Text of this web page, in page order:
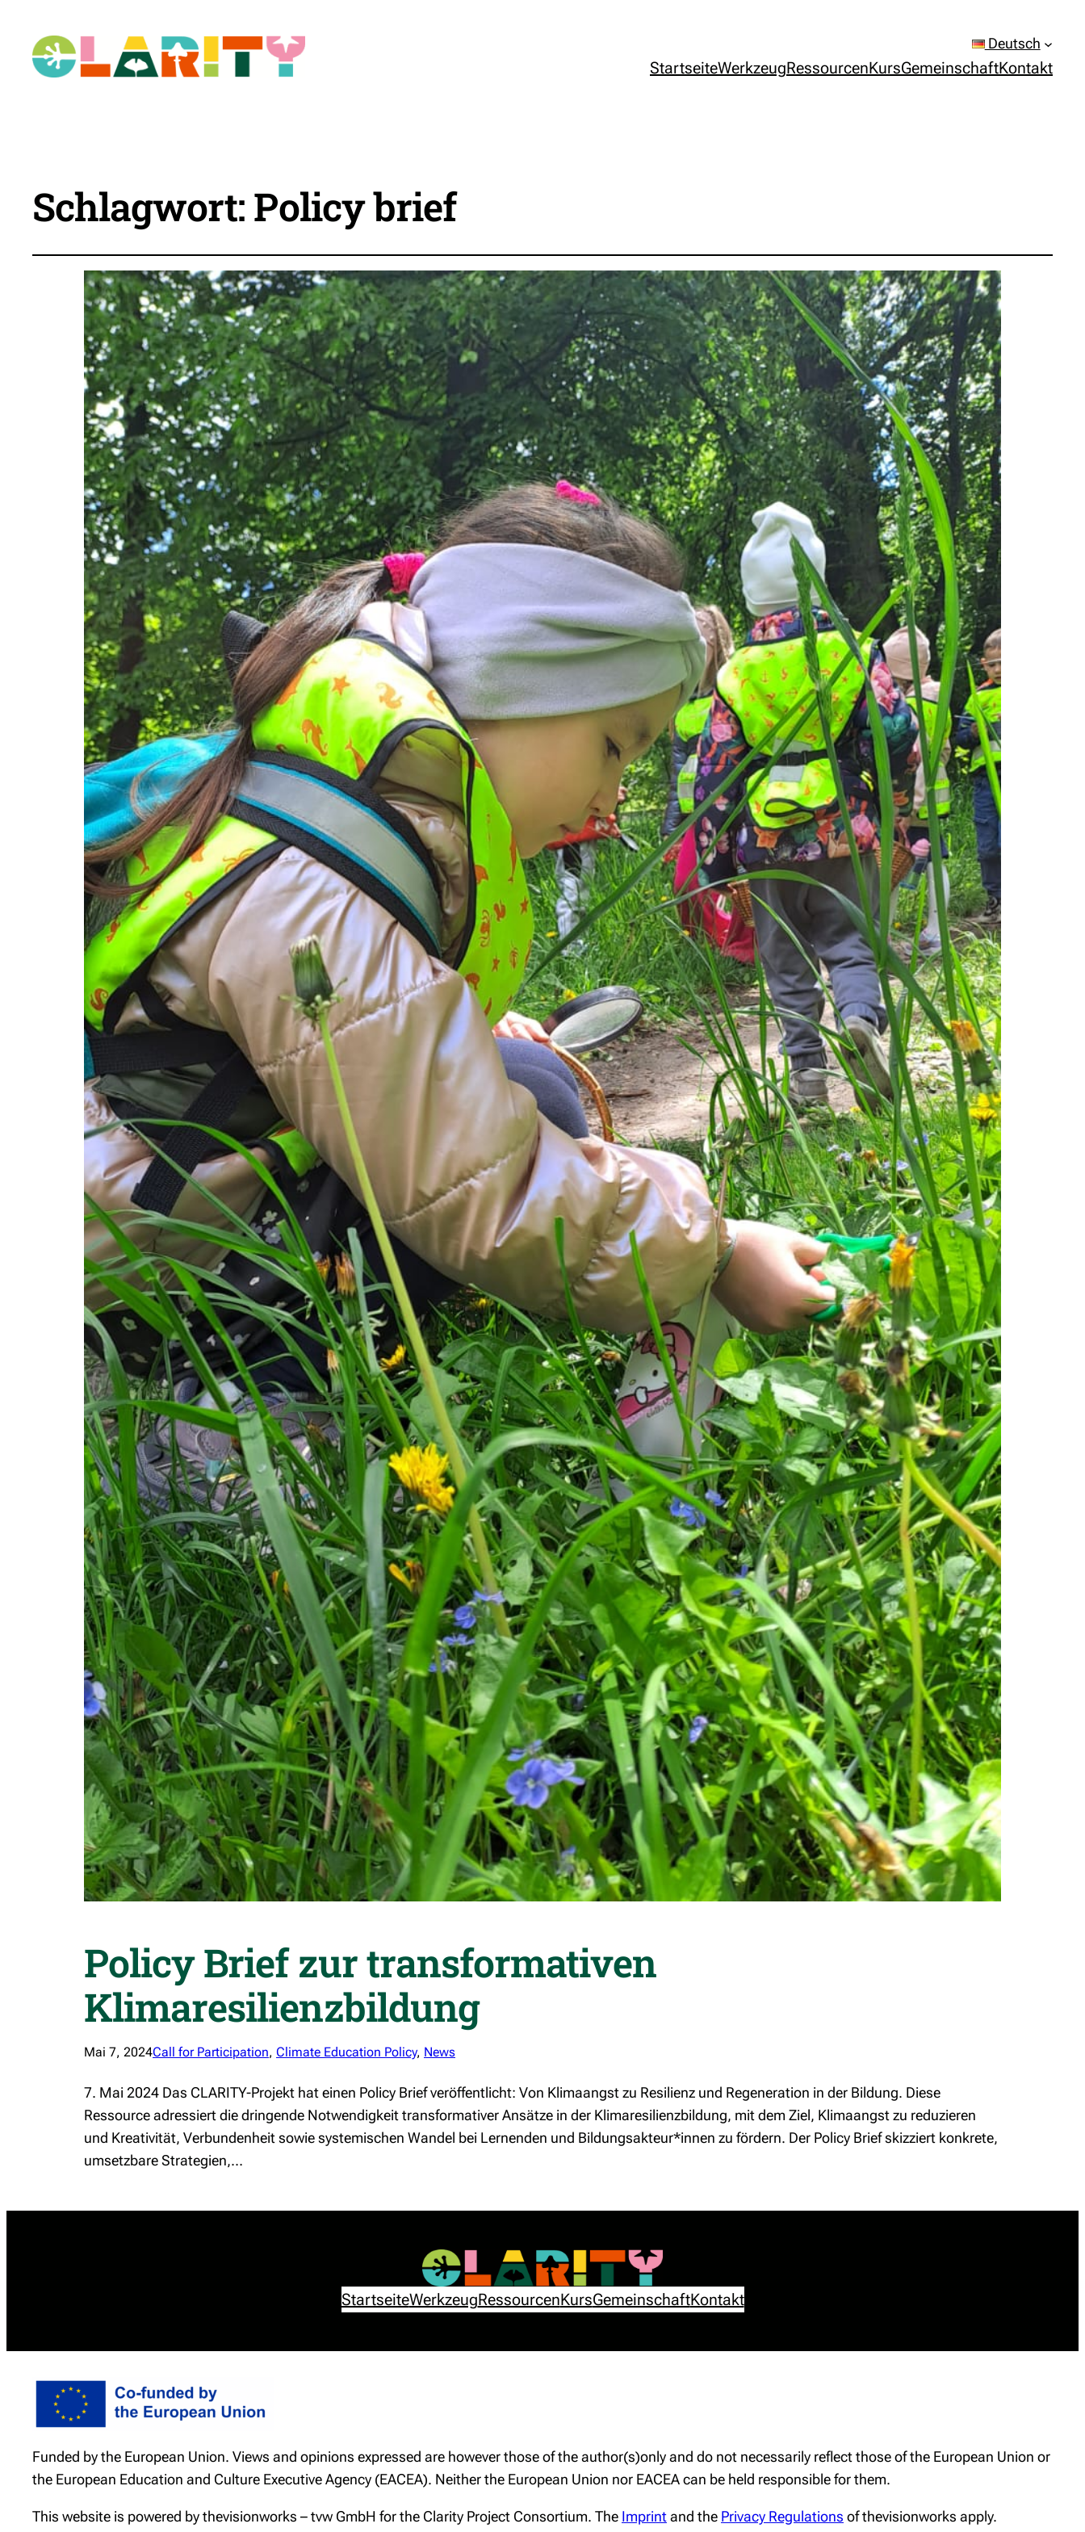
Deutsch
StartseiteWerkzeugRessourcenKursGemeinschaftKontakt
Schlagwort:Policy brief
Policy Brief zur transformativen
Klimaresilienzbildung
Mai 7, 2024Call for Participation, Climate Education Policy, News
7. Mai 2024 Das CLARITY-Projekt hat einen Policy Brief veröffentlicht: Von Klimaangst zu Resilienz und Regeneration in der Bildung. Diese
Ressource adressiert die dringende Notwendigkeit transformativer Ansätze in der Klimaresilienzbildung, mit dem Ziel, Klimaangst zu reduzieren
und Kreativität, Verbundenheit sowie systemischen Wandel bei Lernenden und Bildungsakteur*innen zu fördern. Der Policy Brief skizziert konkrete,
umsetzbare Strategien,…
StartseiteWerkzeugRessourcenKursGemeinschaftKontakt
Funded by the European Union. Views and opinions expressed are however those of the author(s)only and do not necessarily reflect those of the European Union or
the European Education and Culture Executive Agency (EACEA). Neither the European Union nor EACEA can be held responsible for them.
This website is powered by thevisionworks – tvw GmbH for the Clarity Project Consortium. The Imprintand the Privacy Regulations of thevisionworks apply.